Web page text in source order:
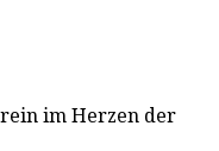
im Herzen der